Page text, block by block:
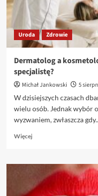
Uroda Zdrowie
Dermatolog a
specjalistę?
Michał Jankowski
5
W dzisiejszych czasach
wielu osób. Jednak wybór
wyzwaniem, zwłaszcza
WięcejDowiedz
o
Dermatolog
kosmetolog: